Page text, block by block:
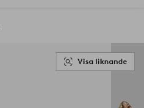
Visa liknande